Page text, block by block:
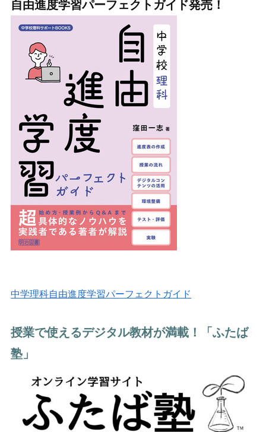
自由進度学習パーフェクトガイド発売！
中学理科自由進度学習パーフェクトガイド
授業で使えるデジタル教材が満載！「ふたば
塾」